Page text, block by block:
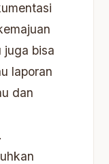
juga bisa
laporan
dan